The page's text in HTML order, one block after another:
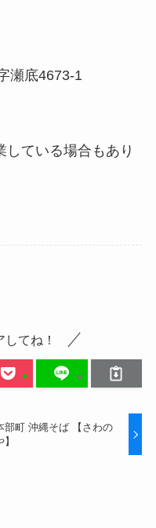
瀬底4673-1
ている場合もあり
てね！
部町 沖縄そば 【さわの